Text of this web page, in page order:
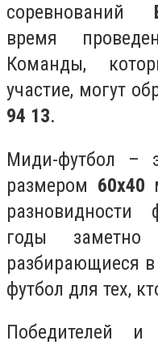
соревнований
время
Команды,
участие, могут
94 13.
Миди-футбол –
размером 60х40
годы заметно
разбирающиеся в
футбол для тех,
Победителей и